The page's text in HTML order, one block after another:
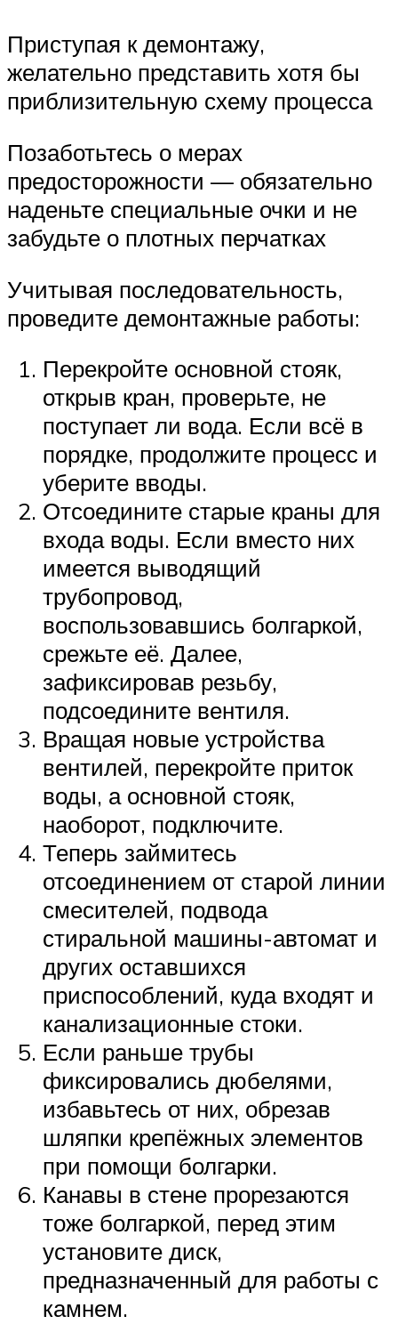
Приступая к демонтажу,
желательно представить хотя бы
приблизительную схему процесса
Позаботьтесь о мерах
предосторожности — обязательно
наденьте специальные очки и не
забудьте о плотных перчатках
Учитывая последовательность,
проведите демонтажные работы:
Перекройте основной стояк,
открыв кран, проверьте, не
поступает ли вода. Если всё в
порядке, продолжите процесс и
уберите вводы.
Отсоедините старые краны для
входа воды. Если вместо них
имеется выводящий
трубопровод,
воспользовавшись болгаркой,
срежьте её. Далее,
зафиксировав резьбу,
подсоедините вентиля.
Вращая новые устройства
вентилей, перекройте приток
воды, а основной стояк,
наоборот, подключите.
Теперь займитесь
отсоединением от старой линии
смесителей, подвода
стиральной машины-автомат и
других оставшихся
приспособлений, куда входят и
канализационные стоки.
Если раньше трубы
фиксировались дюбелями,
избавьтесь от них, обрезав
шляпки крепёжных элементов
при помощи болгарки.
Канавы в стене прорезаются
тоже болгаркой, перед этим
установите диск,
предназначенный для работы с
камнем.